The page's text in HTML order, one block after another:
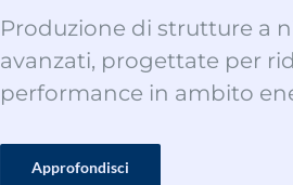
Produzione di strutture a
avanzati, progettate per
performance in ambito
Approfondisci